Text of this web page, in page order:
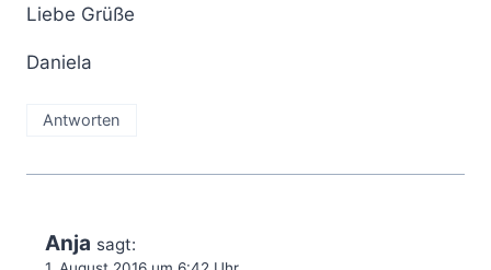
Liebe Grüße
Daniela
Antworten
Anja sagt: